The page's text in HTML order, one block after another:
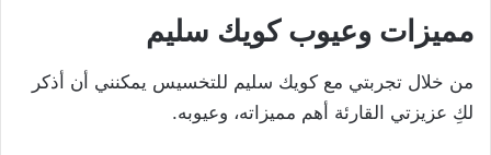
مميزات وعيوب كويك سليم
من خلال تجربتي مع كويك سليم للتخسيس يمكنني أن أذكر
لكِ عزيزتي القارئة أهم مميزاته، وعيوبه.